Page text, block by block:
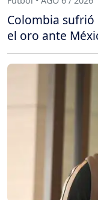
Colombia
el oro ante